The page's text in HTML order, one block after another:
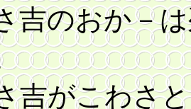
吉のおか－
吉がこわさ